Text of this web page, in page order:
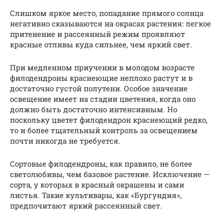
Слишком яркое место, попадание прямого солнца
негативно сказываются на окрасах растения: легкое
притенение и рассеянный режим проявляют
красные отливы куда сильнее, чем яркий свет.
При медленном приучении в молодом возрасте
филодендроны краснеющие неплохо растут и в
достаточно густой полутени. Особое значение
освещение имеет на стадии цветения, когда оно
должно быть достаточно интенсивным. Но
поскольку цветет филодендрон краснеющий редко,
то и более тщательный контроль за освещением
почти никогда не требуется.
Сортовые филодендроны, как правило, не более
светолюбивы, чем базовое растение. Исключение —
сорта, у которых в красный окрашены и сами
листья. Такие культивары, как «Бургундия»,
предпочитают яркий рассеянный свет.